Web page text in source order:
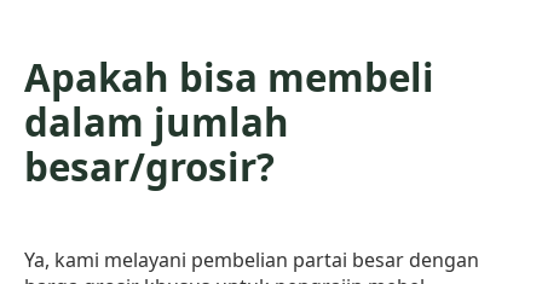
Apakah bisa membeli
dalam jumlah
besar/grosir?
Ya, kami melayani pembelian partai besar dengan